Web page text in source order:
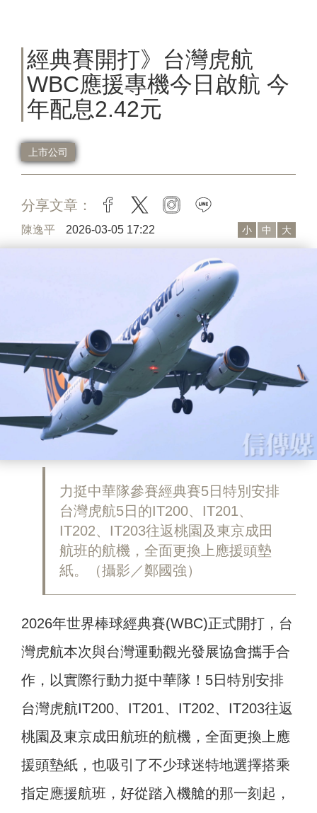
經典賽開打》台灣虎航
WBC應援專機今日啟航 今
年配息2.42元
上市公司
分享文章： facebook
twitter instagram
陳逸平 2026-03-05 17:22 小 中 大
力挺中華隊參賽經典賽5日特別安排
台灣虎航5日的IT200、IT201、
IT202、IT203往返桃園及東京成田
航班的航機，全面更換上應援頭墊
紙。（攝影／鄭國強）
2026年世界棒球經典賽(WBC)正式開打，台
灣虎航本次與台灣運動觀光發展協會攜手合
作，以實際行動力挺中華隊！5日特別安排
台灣虎航IT200、IT201、IT202、IT203往返
桃園及東京成田航班的航機，全面更換上應
援頭墊紙，也吸引了不少球迷特地選擇搭乘
指定應援航班，好從踏入機艙的那一刻起，